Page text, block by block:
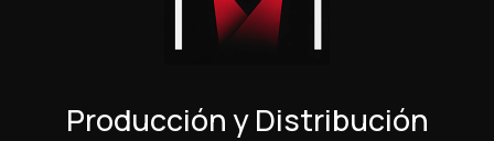
Producción y Distribución